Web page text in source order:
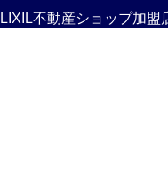
LIXIL不動産ショップ加盟